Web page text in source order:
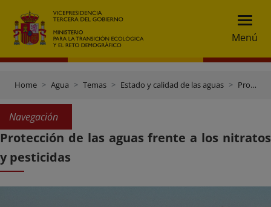
Menú
Home Agua Temas Estado y calidad de las aguas Protección de las aguas frente a los nitratos y pesticidas
Navegación
Protección de las aguas frente a los nitratos
y pesticidas